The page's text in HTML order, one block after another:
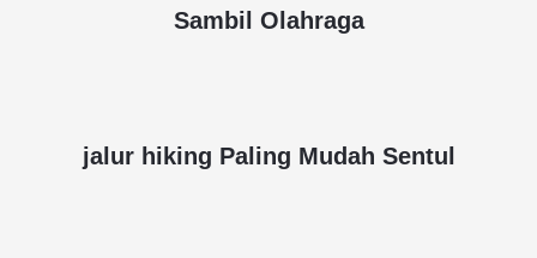
Sambil Olahraga
jalur hiking Paling Mudah Sentul